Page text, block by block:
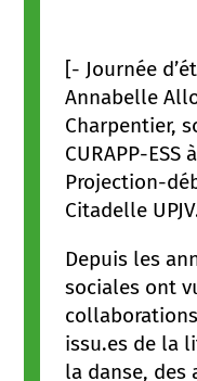
[- Journée
Annabelle
Charpentier,
CURAPP-
Projection-
Citadelle
Depuis les
sociales ont
issu.es de la
la danse, des